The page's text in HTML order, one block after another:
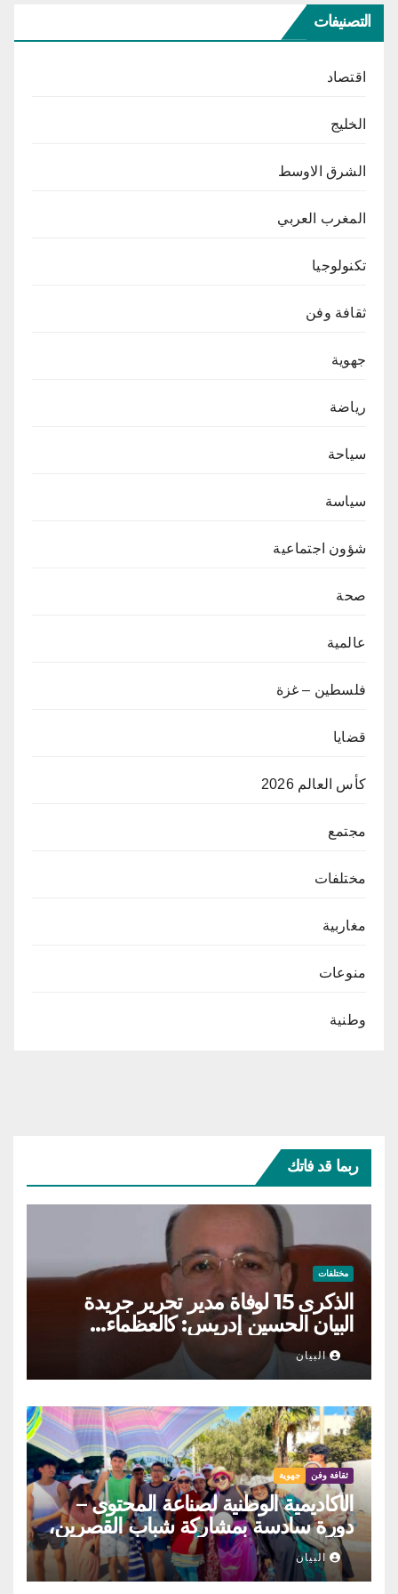
التصنيفات
اقتصاد
الخليج
الشرق الاوسط
المغرب العربي
تكنولوجيا
ثقافة وفن
جهوية
رياضة
سياحة
سياسة
شؤون اجتماعية
صحة
عالمية
فلسطين – غزة
قضايا
كأس العالم 2026
مجتمع
مختلفات
مغاربية
منوعات
وطنية
ربما قد فاتك
مختلفات
الذكرى 15 لوفاة مدير تحرير جريدة
البيان الحسين إدريس: كالعظماء…
عاش شامخا ورحل واقفا
البيان
ثقافة وفن جهوية
الأكاديمية الوطنية لصناعة المحتوى –
دورة سادسة بمشاركة شباب القصرين،
المنستير والمهدية
البيان